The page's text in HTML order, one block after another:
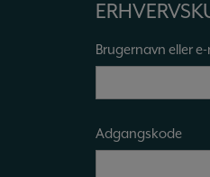
Brugernavn eller
Adgangskode